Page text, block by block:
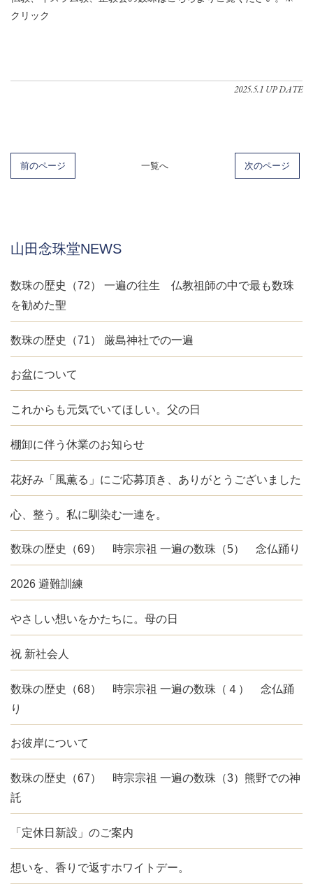
クリック
2025.5.1 UP DATE
前のページ 一覧へ 次のページ
山田念珠堂NEWS
数珠の歴史（72） 一遍の往生 仏教祖師の中で最も数珠
を勧めた聖
数珠の歴史（71） 厳島神社での一遍
お盆について
これからも元気でいてほしい。父の日
棚卸に伴う休業のお知らせ
花好み「風薫る」にご応募頂き、ありがとうございました
心、整う。私に馴染む一連を。
数珠の歴史（69） 時宗宗祖 一遍の数珠（5） 念仏踊り
2026 避難訓練
やさしい想いをかたちに。母の日
祝 新社会人
数珠の歴史（68） 時宗宗祖 一遍の数珠（４） 念仏踊
り
お彼岸について
数珠の歴史（67） 時宗宗祖 一遍の数珠（3）熊野での神
託
「定休日新設」のご案内
想いを、香りで返すホワイトデー。